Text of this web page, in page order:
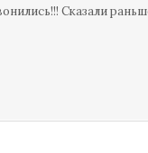
Сказали